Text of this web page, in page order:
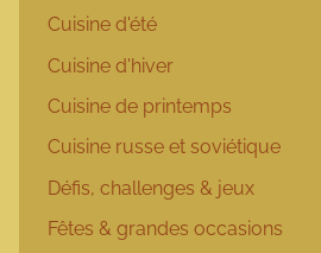
Cuisine d'été
Cuisine d'hiver
Cuisine de printemps
Cuisine russe et soviétique
Défis, challenges & jeux
Fêtes & grandes occasions